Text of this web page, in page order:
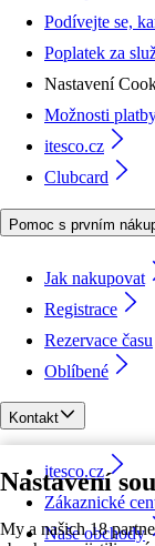
Nastavení
My a našich 18
Podívejte se,
Poplatek za
Nastavení
Možnosti
itesco.cz
Clubcard
Pomoc s prvním
Jak nakupovat
Registrace
Rezervace času
Oblíbené
Kontakt
itesco.cz
Zákaznické
Naše obchody